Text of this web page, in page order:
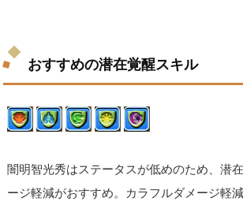
おすすめの潜在覚醒スキル
闇明智光秀はステータスが低めのため、潜
ージ軽減がおすすめ。カラフルダメージ軽